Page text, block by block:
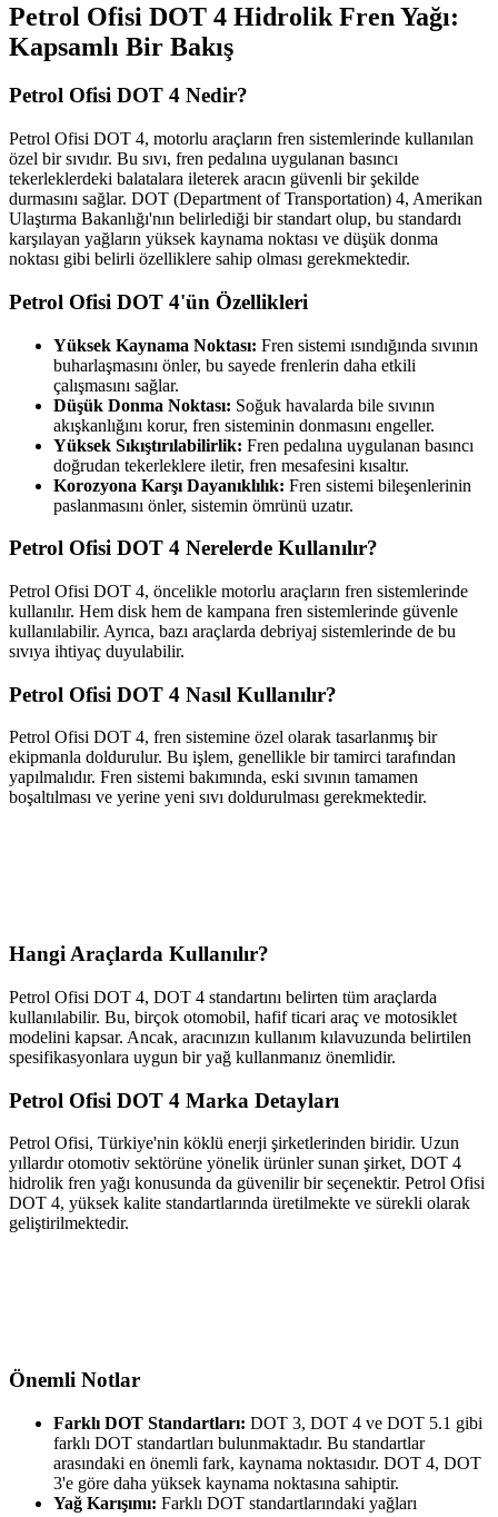
Petrol Ofisi DOT 4 Hidrolik Fren Yağı:
Kapsamlı Bir Bakış
Petrol Ofisi DOT 4 Nedir?
Petrol Ofisi DOT 4, motorlu araçların fren sistemlerinde kullanılan
özel bir sıvıdır. Bu sıvı, fren pedalına uygulanan basıncı
tekerleklerdeki balatalara ileterek aracın güvenli bir şekilde
durmasını sağlar. DOT (Department of Transportation) 4, Amerikan
Ulaştırma Bakanlığı'nın belirlediği bir standart olup, bu standardı
karşılayan yağların yüksek kaynama noktası ve düşük donma
noktası gibi belirli özelliklere sahip olması gerekmektedir.
Petrol Ofisi DOT 4'ün Özellikleri
Yüksek Kaynama Noktası: Fren sistemi ısındığında sıvının
buharlaşmasını önler, bu sayede frenlerin daha etkili
çalışmasını sağlar.
Düşük Donma Noktası: Soğuk havalarda bile sıvının
akışkanlığını korur, fren sisteminin donmasını engeller.
Yüksek Sıkıştırılabilirlik: Fren pedalına uygulanan basıncı
doğrudan tekerleklere iletir, fren mesafesini kısaltır.
Korozyona Karşı Dayanıklılık: Fren sistemi bileşenlerinin
paslanmasını önler, sistemin ömrünü uzatır.
Petrol Ofisi DOT 4 Nerelerde Kullanılır?
Petrol Ofisi DOT 4, öncelikle motorlu araçların fren sistemlerinde
kullanılır. Hem disk hem de kampana fren sistemlerinde güvenle
kullanılabilir. Ayrıca, bazı araçlarda debriyaj sistemlerinde de bu
sıvıya ihtiyaç duyulabilir.
Petrol Ofisi DOT 4 Nasıl Kullanılır?
Petrol Ofisi DOT 4, fren sistemine özel olarak tasarlanmış bir
ekipmanla doldurulur. Bu işlem, genellikle bir tamirci tarafından
yapılmalıdır. Fren sistemi bakımında, eski sıvının tamamen
boşaltılması ve yerine yeni sıvı doldurulması gerekmektedir.
Hangi Araçlarda Kullanılır?
Petrol Ofisi DOT 4, DOT 4 standartını belirten tüm araçlarda
kullanılabilir. Bu, birçok otomobil, hafif ticari araç ve motosiklet
modelini kapsar. Ancak, aracınızın kullanım kılavuzunda belirtilen
spesifikasyonlara uygun bir yağ kullanmanız önemlidir.
Petrol Ofisi DOT 4 Marka Detayları
Petrol Ofisi, Türkiye'nin köklü enerji şirketlerinden biridir. Uzun
yıllardır otomotiv sektörüne yönelik ürünler sunan şirket, DOT 4
hidrolik fren yağı konusunda da güvenilir bir seçenektir. Petrol Ofisi
DOT 4, yüksek kalite standartlarında üretilmekte ve sürekli olarak
geliştirilmektedir.
Önemli Notlar
Farklı DOT Standartları: DOT 3, DOT 4 ve DOT 5.1 gibi
farklı DOT standartları bulunmaktadır. Bu standartlar
arasındaki en önemli fark, kaynama noktasıdır. DOT 4, DOT
3'e göre daha yüksek kaynama noktasına sahiptir.
Yağ Karışımı: Farklı DOT standartlarındaki yağları